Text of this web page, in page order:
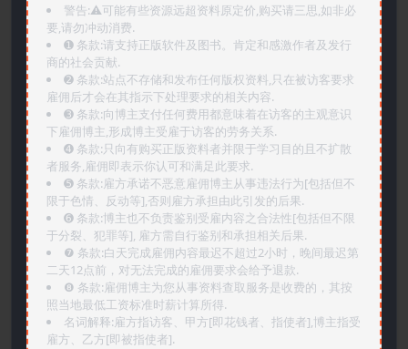
警告:⚠️可能有些资源远超资料原定价,购买请三思,如非必
要,请勿冲动消费.
➊️ 条款:请支持正版软件及图书。肯定和感激作者及发行
商的社会贡献.
➋️ 条款:站点不存储和发布任何版权资料,只在被访客要求
雇佣后才会在其指示下处理要求的相关内容.
➌️ 条款:向博主支付任何费用都意味着在访客的主观意识
下雇佣博主,形成博主受雇于访客的劳务关系.
➍️ 条款:只向有购买正版资料者并限于学习目的且不扩散
者服务,雇佣即表示你认可和满足此要求.
➎ 条款:雇方承诺不恶意雇佣博主从事违法行为[包括但不
限于色情、反动等],否则雇方承担由此引发的后果.
➏️ 条款:博主也不负责鉴别受雇内容之合法性[包括但不限
于分裂、犯罪等], 雇方需自行鉴别和承担相关后果.
❼ 条款:白天完成雇佣内容最迟不超过2小时，晚间最迟第
二天12点前，对无法完成的雇佣要求会给予退款.
❽ 条款:雇佣博主为您从事资料查取服务是收费的，其按
照当地最低工资标准时薪计算所得.
名词解释:雇方指访客、甲方[即花钱者、指使者],博主指受
雇方、乙方[即被指使者].